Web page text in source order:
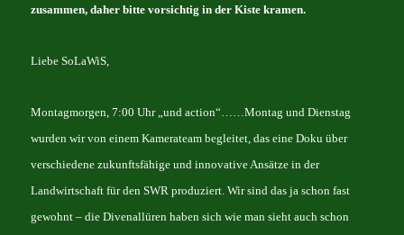
zusammen, daher bitte vorsichtig in der Kiste kramen.
Liebe SoLaWiS,
Montagmorgen, 7:00 Uhr „und action“……Montag und Dienstag
wurden wir von einem Kamerateam begleitet, das eine Doku über
verschiedene zukunftsfähige und innovative Ansätze in der
Landwirtschaft für den SWR produziert. Wir sind das ja schon fast
gewohnt – die Divenallüren haben sich wie man sieht auch schon